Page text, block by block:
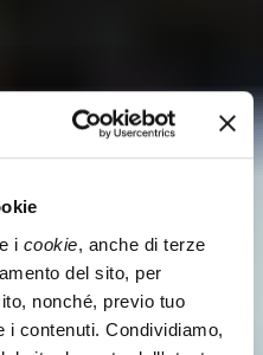
i cookie, anche di terze
del sito, per
nonché, previo tuo
contenuti. Condividiamo,